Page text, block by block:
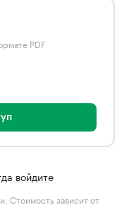
PDF
войдите
Стоимость зависит от